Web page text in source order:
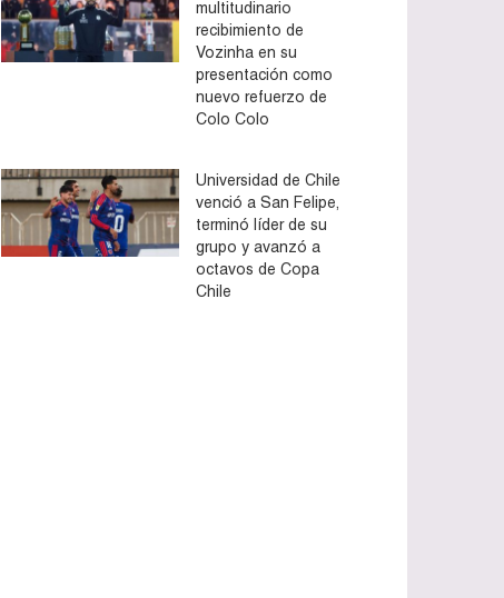
multitudinario
recibimiento de
Vozinha en su
presentación como
nuevo refuerzo de
Colo Colo
Universidad de Chile
venció a San Felipe,
terminó líder de su
grupo y avanzó a
octavos de Copa
Chile